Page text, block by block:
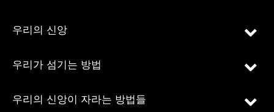
우리의 신앙
우리가 섬기는 방법
우리의 신앙이 자라는 방법들